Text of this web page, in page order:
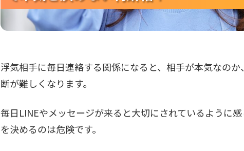
浮気相手に毎日連絡する関係になると、相手が本気なの
断が難しくなります。
毎日LINEやメッセージが来ると大切にされているように
を決めるのは危険です。